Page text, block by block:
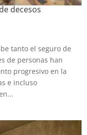
decesos
tanto el seguro de
de personas han
progresivo en la
e incluso